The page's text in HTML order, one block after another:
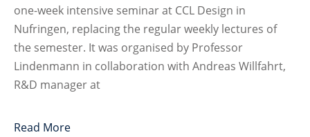
one-week intensive seminar at CCL Design in
Nufringen, replacing the regular weekly lectures of
the semester. It was organised by Professor
Lindenmann in collaboration with Andreas Willfahrt,
R&D manager at
Read More